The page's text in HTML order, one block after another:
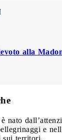
alla
nato
e
sui territori.